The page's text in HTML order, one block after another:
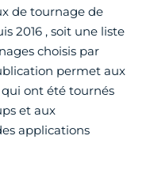
de tournage de
2016 , soit une liste
choisis par
permet aux
ont été tournés
et aux
applications